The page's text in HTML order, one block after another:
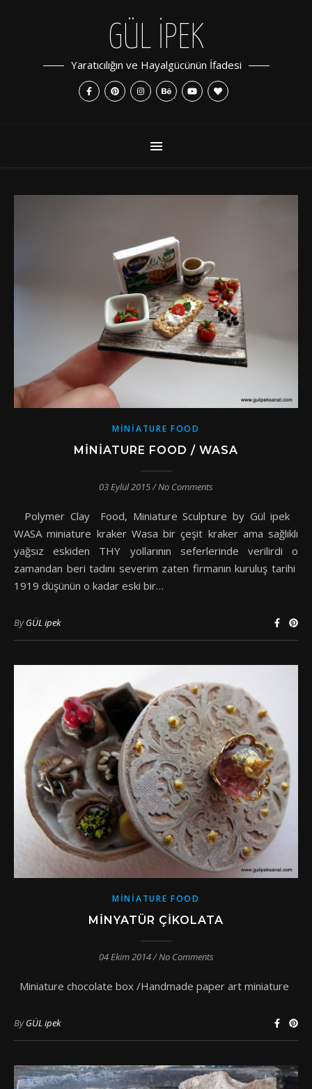
GÜL İPEK
Yaratıcılığın ve Hayalgücünün İfadesi
MINIATURE FOOD
MINIATURE FOOD / WASA
03 Eylül 2015/No Comments
Polymer Clay Food, Miniature Sculpture by Gül ipek
WASA miniature kraker Wasa bir çeşit kraker ama sağlıklı
yağsız eskiden THY yollarının seferlerinde verilirdi o
zamandan beri tadını severim zaten firmanın kuruluş tarihi
1919 düşünün o kadar eski bir…
ByGÜL ipek
MINIATURE FOOD
MINYATÜR ÇIKOLATA
04 Ekim 2014/No Comments
Miniature chocolate box /Handmade paper art miniature
ByGÜL ipek